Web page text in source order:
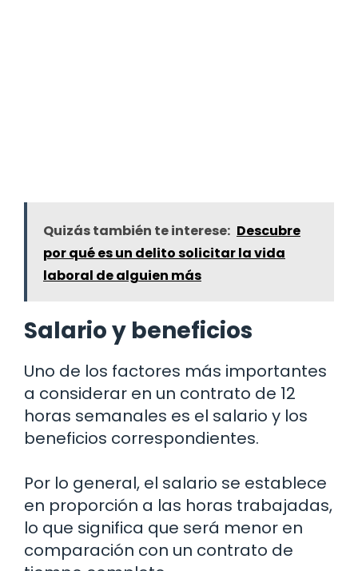
Quizás también te interese: Descubre
por qué es un delito solicitar la vida
laboral de alguien más
Salario y beneficios
Uno de los factores más importantes
a considerar en un contrato de 12
horas semanales es el salario y los
beneficios correspondientes.
Por lo general, el salario se establece
en proporción a las horas trabajadas,
lo que significa que será menor en
comparación con un contrato de